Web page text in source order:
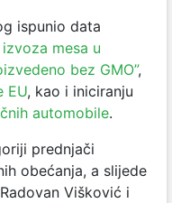
ispunio data
izvoza mesa u
bez GMO”,
EU, kao i iniciranju
automobile.
prednjači
obećanja, a slijede
Višković i